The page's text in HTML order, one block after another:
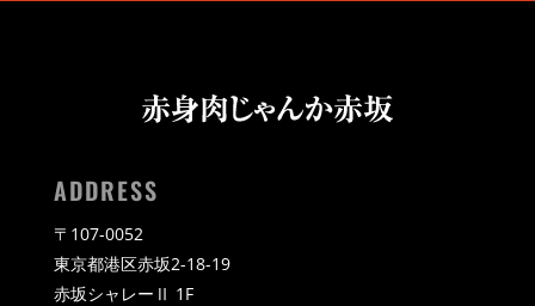
ADDRESS
〒107-0052
東京都港区赤坂2-18-19
赤坂シャレーⅡ 1F